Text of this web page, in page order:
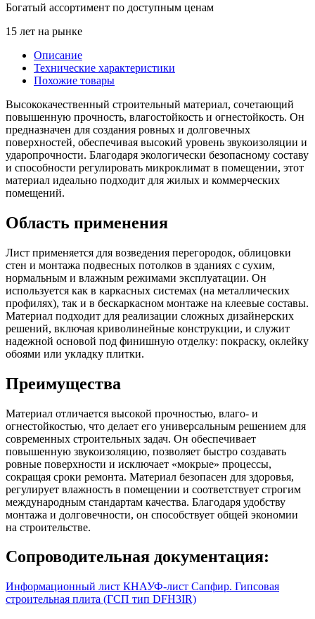
Богатый ассортимент по доступным ценам
15 лет на рынке
Описание
Технические характеристики
Похожие товары
Высококачественный строительный материал, сочетающий
повышенную прочность, влагостойкость и огнестойкость. Он
предназначен для создания ровных и долговечных
поверхностей, обеспечивая высокий уровень звукоизоляции и
ударопрочности. Благодаря экологически безопасному составу
и способности регулировать микроклимат в помещении, этот
материал идеально подходит для жилых и коммерческих
помещений.
Область применения
Лист применяется для возведения перегородок, облицовки
стен и монтажа подвесных потолков в зданиях с сухим,
нормальным и влажным режимами эксплуатации. Он
используется как в каркасных системах (на металлических
профилях), так и в бескаркасном монтаже на клеевые составы.
Материал подходит для реализации сложных дизайнерских
решений, включая криволинейные конструкции, и служит
надежной основой под финишную отделку: покраску, оклейку
обоями или укладку плитки.
Преимущества
Материал отличается высокой прочностью, влаго- и
огнестойкостью, что делает его универсальным решением для
современных строительных задач. Он обеспечивает
повышенную звукоизоляцию, позволяет быстро создавать
ровные поверхности и исключает «мокрые» процессы,
сокращая сроки ремонта. Материал безопасен для здоровья,
регулирует влажность в помещении и соответствует строгим
международным стандартам качества. Благодаря удобству
монтажа и долговечности, он способствует общей экономии
на строительстве.
Сопроводительная документация:
Информационный лист КНАУФ-лист Сапфир. Гипсовая
строительная плита (ГСП тип DFH3IR)